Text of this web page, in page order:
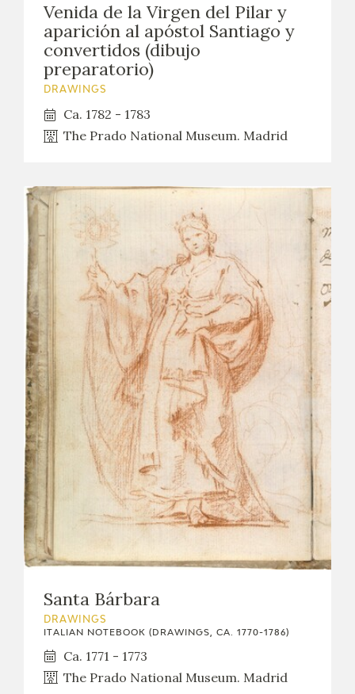
Venida de la Virgen del Pilar y
aparición al apóstol Santiago y
convertidos (dibujo
preparatorio)
DRAWINGS
Ca. 1782 - 1783
The Prado National Museum. Madrid
Santa Bárbara
DRAWINGS
ITALIAN NOTEBOOK (DRAWINGS, CA. 1770-1786)
Ca. 1771 - 1773
The Prado National Museum. Madrid